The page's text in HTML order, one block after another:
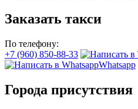
Заказать такси
По телефону:
+7 (960) 850-88-33
Whatsapp
Города присутствия